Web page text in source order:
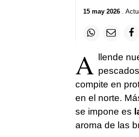
15 may 2026.
A
llende
compite en
en el norte.
se impone es
aroma de las